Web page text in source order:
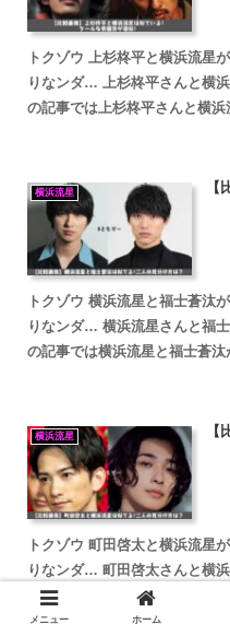
トクゾウ 上杉柊平と横浜流星
りなンダ… 上杉柊平さんと横
の記事では上杉柊平さんと横
横浜流星
トクゾウ 横浜流星と福士蒼汰
りなンダ… 横浜流星さんと福
の記事では横浜流星と福士蒼
横浜流星
トクゾウ 町田啓太と横浜流星
りなンダ… 町田啓太さんと横
の記事では町田啓太と横浜流
ます。 町田啓太と横浜流星が
メニュー ホーム